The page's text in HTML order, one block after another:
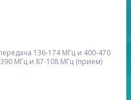
136-174 МГц и 400-470
МГц и 87-108 МГц (прием)